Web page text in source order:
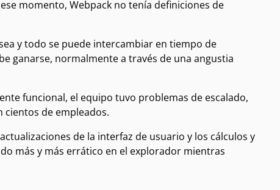
momento, Webpack no tenía definiciones de
y todo se puede intercambiar en tiempo de
ganarse, normalmente a través de una angustia
funcional, el equipo tuvo problemas de escalado,
cientos de empleados.
de la interfaz de usuario y los cálculos y
más y más errático en el explorador mientras